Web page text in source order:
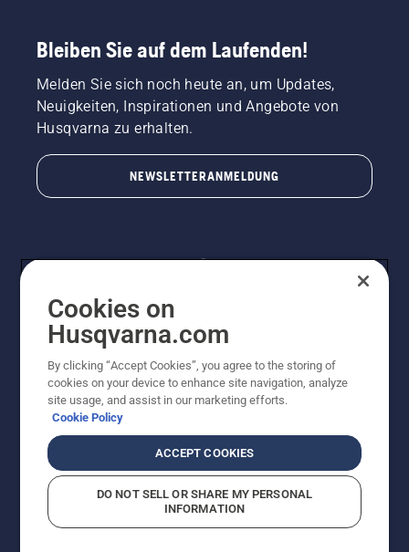
Bleiben Sie auf dem Laufenden!
Melden Sie sich noch heute an, um Updates,
Neuigkeiten, Inspirationen und Angebote von
Husqvarna zu erhalten.
NEWSLETTERANMELDUNG
© Husqvarna AB (publ). Alle Rechte vorbehalten.
Preisänderungen, Irrtümer, Text- und Satzfehler sind
vorbehalten. Bei den Preisangaben handelt es sich um
unverbindliche Preisempfehlungen in Euro inkl. der
unverbindliche Preisempfehlungen (inkl. MwSt), es sei
denn sie sind für den direkten Kauf verfügbar.
Cookie-RichtlinieNutzungsbedingungenAGBs
ImpressumVermutete Verstöße melden
Cookies on
Husqvarna.com
By clicking “Accept Cookies”, you agree to the storing of
cookies on your device to enhance site navigation, analyze
site usage, and assist in our marketing efforts.
Cookie Policy
ACCEPT COOKIES
DO NOT SELL OR SHARE MY PERSONAL
INFORMATION